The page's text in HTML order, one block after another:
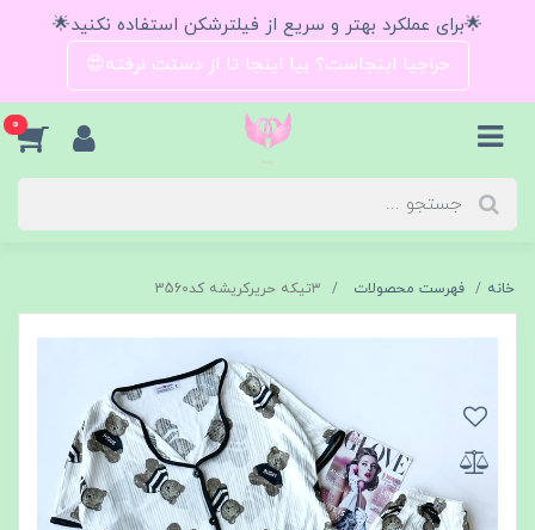
🌟برای عملکرد بهتر و سریع از فیلترشکن استفاده نکنید🌟
حراجیا اینجاست؟ بیا اینجا تا از دستت نرفته😍
0
خانه فهرست محصولات ۳تیکه حریرکریشه کد3560